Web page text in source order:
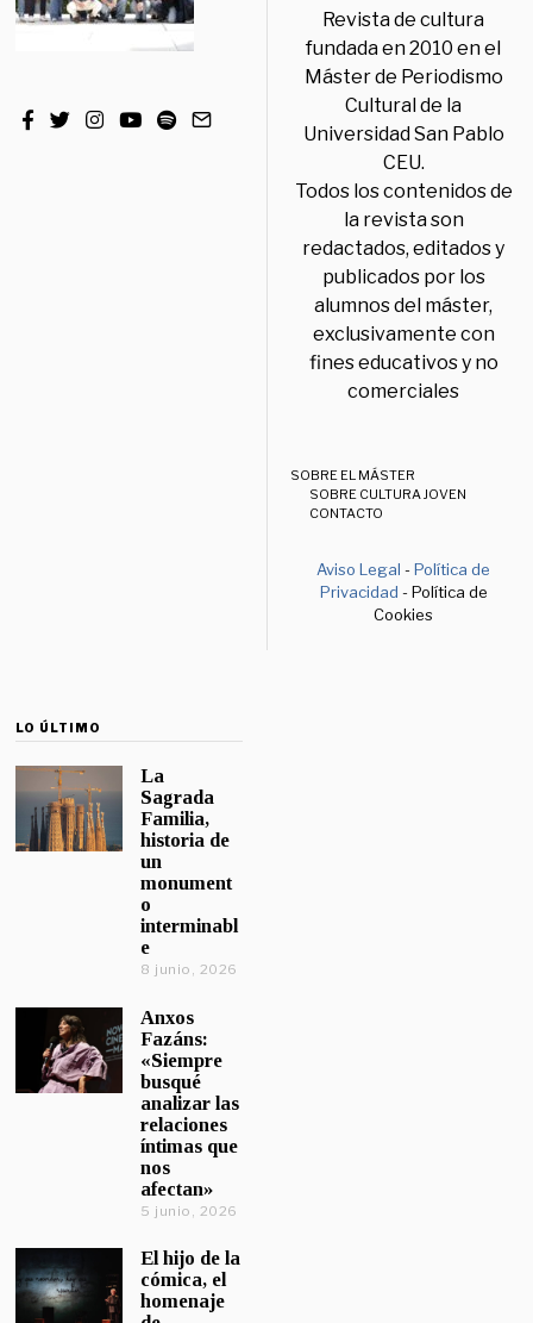
Revista de cultura
fundada en 2010 en el
Máster de Periodismo
Cultural de la
Universidad San Pablo
CEU.
Todos los contenidos de
la revista son
redactados, editados y
publicados por los
alumnos del máster,
exclusivamente con
fines educativos y no
comerciales
SOBRE EL MÁSTER
SOBRE CULTURA JOVEN
CONTACTO
Aviso Legal -Política de
Privacidad - Política de
Cookies
LO ÚLTIMO
La
Sagrada
Familia,
historia de
un
monument
o
interminabl
e
8 junio, 2026
Anxos
Fazáns:
«Siempre
busqué
analizar las
relaciones
íntimas que
nos
afectan»
5 junio, 2026
El hijo de la
cómica, el
homenaje